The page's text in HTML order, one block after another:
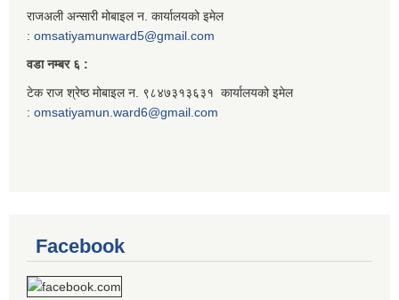
राजअली अन्सारी मोबाइल न. कार्यालयको इमेल
: omsatiyamunward5@gmail.com
वडा नम्बर ६ :
टेक राज श्रेष्ठ मोबाइल न. ९८४७३१३६३१ कार्यालयको इमेल
: omsatiyamun.ward6@gmail.com
Facebook